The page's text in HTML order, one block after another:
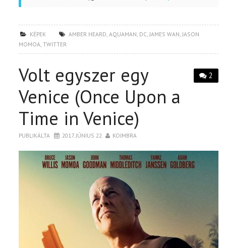
KÉPEK AMBER HEARD,AQUAMAN, DC,JAMES WAN,JASON
MOMOA,TWITTER
2
Volt egyszer egy
Venice (Once Upon a
Time in Venice)
PUBLIKÁLTA 2017. JÚNIUS 22. KOIMBRA